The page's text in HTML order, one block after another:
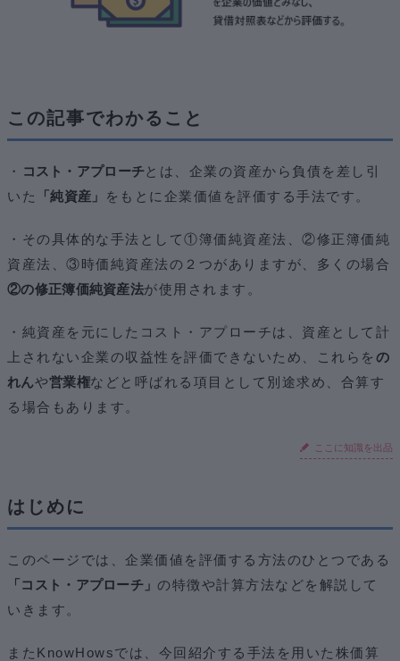
この記事でわかること
・ コスト・アプローチとは、企業の資産から負債を差し引
いた
「純資産」 をもとに企業価値を評価する手法です。
・その具体的な手法として①簿価純資産法、②修正簿価純
資産法、③時価純資産法の２つがありますが、多くの場合
②の修正簿価純資産法が使用されます。
・純資産を元にしたコスト・アプローチは、資産として計
上されない企業の収益性を評価できないため、これらを の
れんや営業権などと呼ばれる項目として別途求め、合算す
る場合もあります。
ここに知識を出品
はじめに
このページでは、企業価値を評価する方法のひとつである
「コスト・アプローチ」の特徴や計算方法などを解説して
いきます。
またKnowHowsでは、今回紹介する手法を用いた株価算